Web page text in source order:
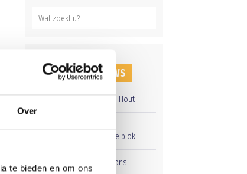
Over
te bieden en om ons
RECENT NIEUWS
Overwinning op Mierlo Hout
oefenwedstrijd tweede blok
Groot onderhoud op ons